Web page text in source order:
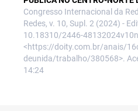
Congresso Internacional da
Redes, v. 10, Supl. 2 (2024) -
10.18310/2446-
<https://doity.com.br/anais/
deunida/trabalho/380568>.
14:24